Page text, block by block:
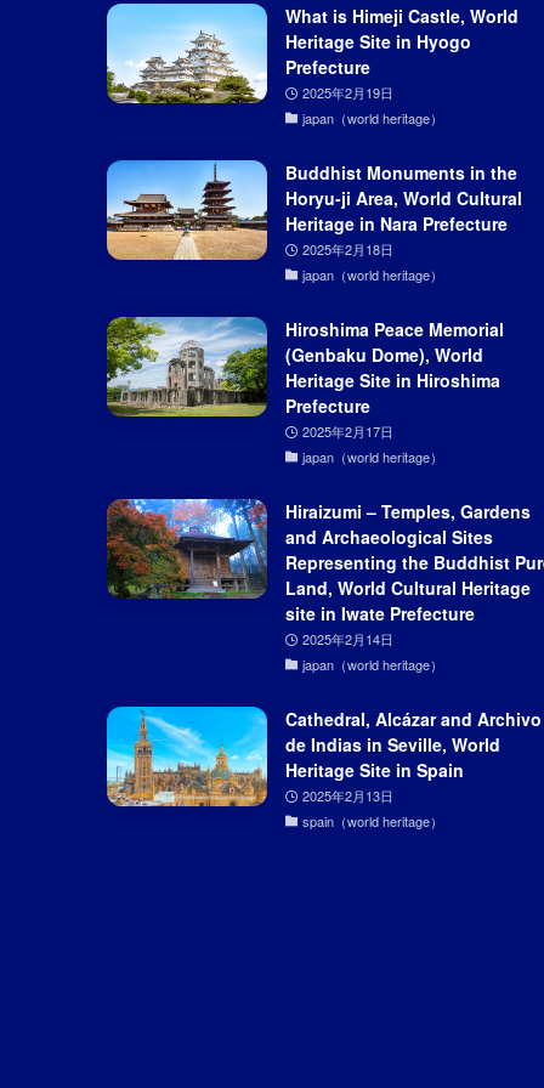
What is Himeji Castle, World
Heritage Site in Hyogo
Prefecture
2025年2月19日
japan（world heritage）
Buddhist Monuments in the
Horyu-ji Area, World Cultural
Heritage in Nara Prefecture
2025年2月18日
japan（world heritage）
Hiroshima Peace Memorial
(Genbaku Dome), World
Heritage Site in Hiroshima
Prefecture
2025年2月17日
japan（world heritage）
Hiraizumi – Temples, Gardens
and Archaeological Sites
Representing the Buddhist
Land, World Cultural Heritage
site in Iwate Prefecture
2025年2月14日
japan（world heritage）
Cathedral, Alcázar and Archivo
de Indias in Seville, World
Heritage Site in Spain
2025年2月13日
spain（world heritage）